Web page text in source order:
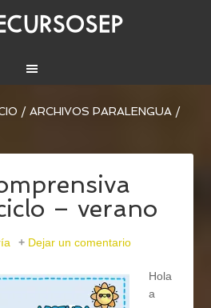
/ ARCHIVOS PARALENGUA /
– verano
Dejar un comentario
Hola
a